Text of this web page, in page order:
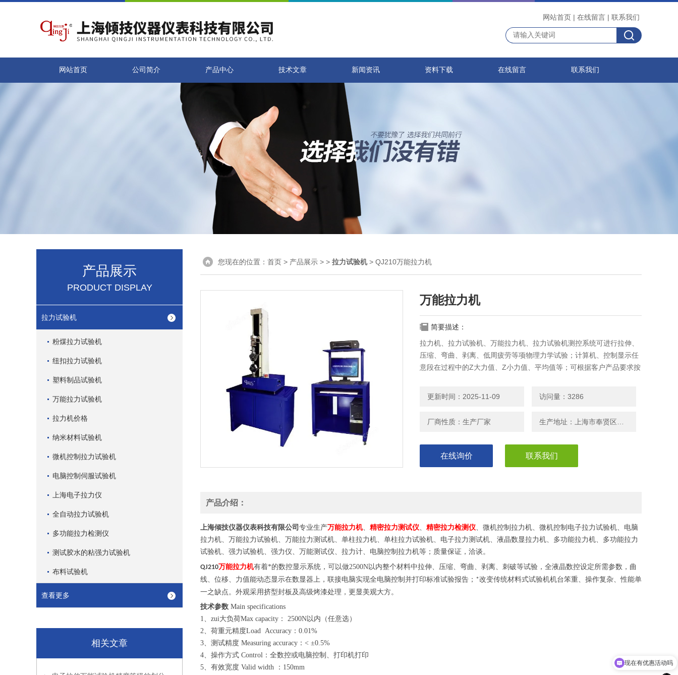
网站首页 | 在线留言 | 联系我们
网站首页 公司简介 产品中心 技术文章 新闻资讯 资料下载 在线留言 联系我们
产品展示
PRODUCT DISPLAY
拉力试验机
粉煤拉力试验机
纽扣拉力试验机
塑料制品试验机
万能拉力试验机
拉力机价格
纳米材料试验机
微机控制拉力试验机
电脑控制伺服试验机
上海电子拉力仪
全自动拉力试验机
多功能拉力检测仪
测试胶水的粘强力试验机
布料试验机
查看更多
相关文章
您现在的位置： 首页 > 产品展示 > > 拉力试验机> QJ210万能拉力机
万能拉力机
简要描述：
拉力机、拉力试验机、万能拉力机、拉力试验机测控系统可进行拉伸、
压缩、弯曲、剥离、低周疲劳等项物理力学试验；计算机、控制显示任
意段在过程中的Z大力值、Z小力值、平均值等；可根据客户产品要求按
更新时间：2025-11-09 访问量：3286
厂商性质：生产厂家
在线询价 联系我们
产品介绍：
上海倾技仪器仪表科技有限公司 专业生产万能拉力机、 精密拉力测试仪、 精密拉力检测仪、微机控制拉力机、微机控制电子拉力试验机、电脑
拉力机、万能拉力试验机、万能拉力测试机、单柱拉力机、单柱拉力试验机、电子拉力测试机、液晶数显拉力机、多功能拉力机、多功能拉力
试验机、强力试验机、强力仪、万能测试仪、拉力计、电脑控制拉力机等；质量保证，洽谈。
QJ210万能拉力机有着*的数控显示系统， 可以做2500N以内整个材料中拉伸、压缩、弯曲、剥离、刺破等试验，全液晶数控设定所需参数，曲
线、位移、力值能动态显示在数显器上，联接电脑实现全电脑控制并打印标准试验报告； *改变传统材料式试验机机台笨重、操作复杂、性能单
一之缺点。外观采用挤型封板及高级烤漆处理，更显美观大方。
技术参数 Main specifications
1、zui大负荷Max capacity： 2500N以内（任意选）
2、荷重元精度Load Accuracy：0.01%
3、测试精度 Measuring accuracy：< ±0.5%
4、操作方式 Control：全数控或电脑控制、打印机打印
5、有效宽度 Valid width ：150mm
现在有优惠活动吗